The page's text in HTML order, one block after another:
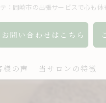
：岡崎市の出張サービスで心も
お問い合わせはこちら
様の声 当サロンの特徴